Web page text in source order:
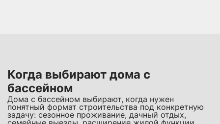
Когда выбирают дома с
бассейном
Дома с бассейном выбирают, когда нужен
понятный формат строительства под конкретную
задачу: сезонное проживание, дачный отдых,